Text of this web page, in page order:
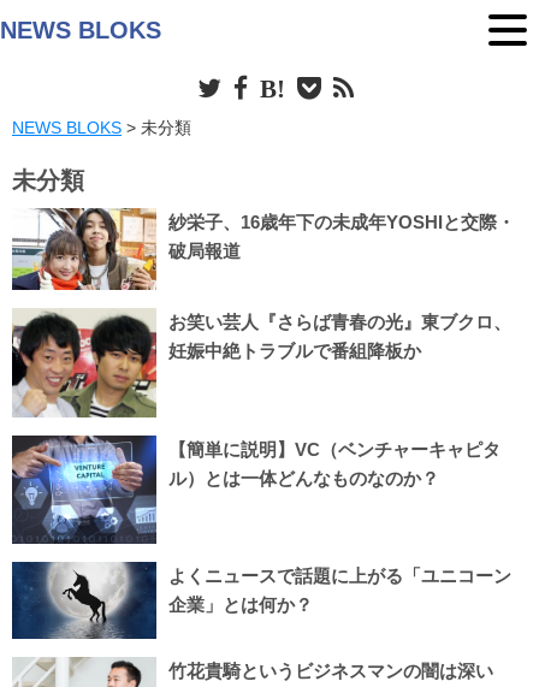
NEWS BLOKS
NEWS BLOKS > 未分類
未分類
紗栄子、16歳年下の未成年YOSHIと交際・
破局報道
お笑い芸人『さらば青春の光』東ブクロ、
妊娠中絶トラブルで番組降板か
【簡単に説明】VC（ベンチャーキャピタ
ル）とは一体どんなものなのか？
よくニュースで話題に上がる「ユニコーン
企業」とは何か？
竹花貴騎というビジネスマンの闇は深い